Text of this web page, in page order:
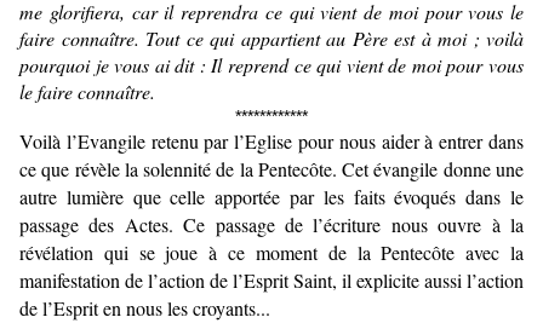
me glorifiera, car il reprendra ce qui vient de moi pour vous le
faire connaître. Tout ce qui appartient au Père est à moi ; voilà
pourquoi je vous ai dit : Il reprend ce qui vient de moi pour vous
le faire connaître.
************
Voilà l’Evangile retenu par l’Eglise pour nous aider à entrer dans
ce que révèle la solennité de la Pentecôte. Cet évangile donne une
autre lumière que celle apportée par les faits évoqués dans le
passage des Actes. Ce passage de l’écriture nous ouvre à la
révélation qui se joue à ce moment de la Pentecôte avec la
manifestation de l’action de l’Esprit Saint, il explicite aussi l’action
de l’Esprit en nous les croyants...